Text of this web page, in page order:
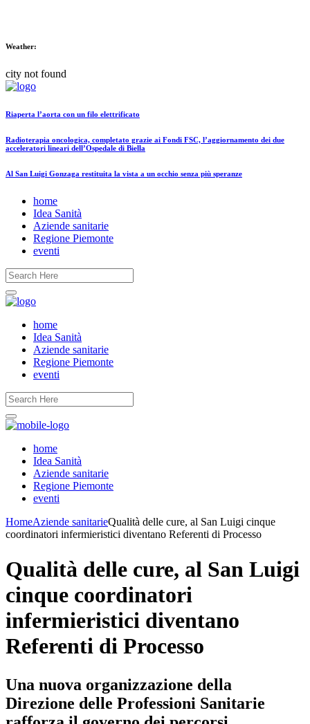
Weather:
city not found
Riaperta l’aorta con un filo elettrificato
Radioterapia oncologica, completato grazie ai Fondi FSC, l’aggiornamento dei due
acceleratori lineari dell’Ospedale di Biella
Al San Luigi Gonzaga restituita la vista a un occhio senza più speranze
home
Idea Sanità
Aziende sanitarie
Regione Piemonte
eventi
home
Idea Sanità
Aziende sanitarie
Regione Piemonte
eventi
home
Idea Sanità
Aziende sanitarie
Regione Piemonte
eventi
HomeAziende sanitarieQualità delle cure, al San Luigi cinque
coordinatori infermieristici diventano Referenti di Processo
Qualità delle cure, al San Luigi
cinque coordinatori
infermieristici diventano
Referenti di Processo
Una nuova organizzazione della
Direzione delle Professioni Sanitarie